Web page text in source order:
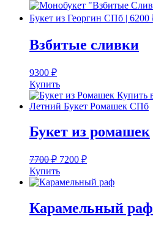
Взбитые сливки
9300 ₽
Купить
Букет из ромашек
7700₽ 7200 ₽
Купить
Карамельный раф